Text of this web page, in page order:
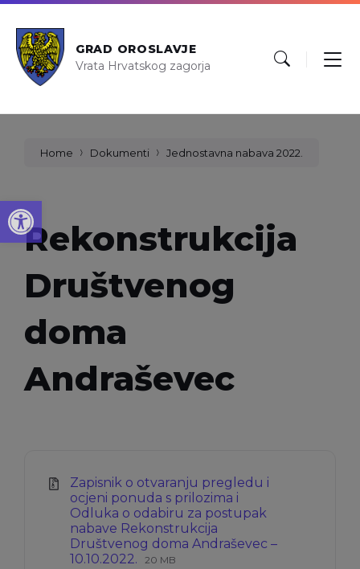
Open toolbar
GRAD OROSLAVJE
Vrata Hrvatskog zagorja
Home Dokumenti Jednostavna nabava 2022.
Rekonstrukcija
Društvenog
doma
Andraševec
Zapisnik o otvaranju pregledu i
ocjeni ponuda s prilozima i
Odluka o odabiru za postupak
nabave Rekonstrukcija
Društvenog doma Andraševec –
10.10.2022. Ekstenzija
Veličina
20 MB